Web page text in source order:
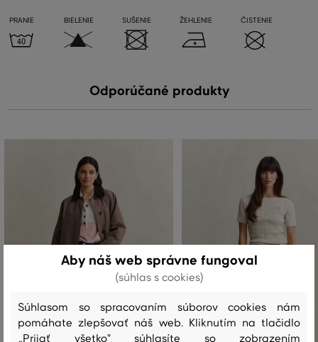
PRANIE BIELENIE SUŠENIE ŽEHLENIE ČISTENIE
Odporúčané produkty
Aby náš web správne fungoval
(súhlas s cookies)
Súhlasom so spracovaním súborov cookies nám
pomáhate zlepšovať náš web. Kliknutím na tlačidlo
„Prijať všetko" súhlasíte so zobrazením